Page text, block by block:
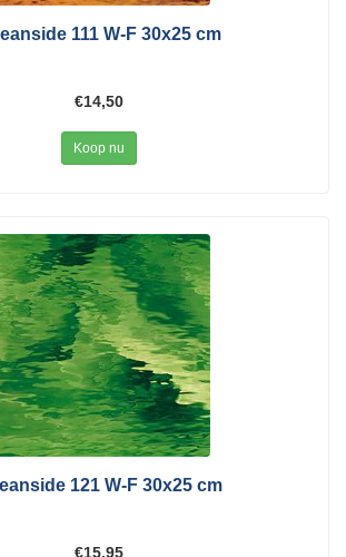
111 W-F 30x25 cm
€14,50
Koop nu
121 W-F 30x25 cm
€15,95